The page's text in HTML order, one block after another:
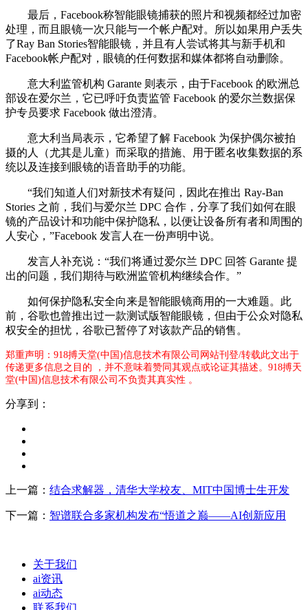
最后，Facebook称智能眼镜捕获的照片和视频都经过加密
处理，而且眼镜一次只能与一个帐户配对。所以如果用户丢失
了Ray Ban Stories智能眼镜，并且有人尝试将其与新手机和
Facebook帐户配对，眼镜的任何数据和媒体都将自动删除。
意大利监管机构 Garante 则表示，由于Facebook 的欧洲总
部设在爱尔兰，它已呼吁负责监管 Facebook 的爱尔兰数据保
护专员要求 Facebook 做出澄清。
意大利当局表示，它希望了解 Facebook 为保护偶尔被拍
摄的人（尤其是儿童）而采取的措施、用于匿名收集数据的系
统以及连接到眼镜的语音助手的功能。
“我们知道人们对新技术有疑问，因此在推出 Ray-Ban
Stories 之前，我们与爱尔兰 DPC 合作，分享了我们如何在眼
镜的产品设计和功能中保护隐私，以便让设备所有者和周围的
人安心，”Facebook 发言人在一份声明中说。
发言人补充说：“我们将通过爱尔兰 DPC 回答 Garante 提
出的问题，我们期待与欧洲监管机构继续合作。”
如何保护隐私安全向来是智能眼镜商用的一大难题。此
前，谷歌也曾推出过一款测试版智能眼镜，但由于公众对隐私
权安全的担忧，谷歌已暂停了对该款产品的销售。
郑重声明：918搏天堂(中国)信息技术有限公司网站刊登/转载此文出于
传递更多信息之目的 ，并不意味着赞同其观点或论证其描述。918搏天
堂(中国)信息技术有限公司不负责其真实性 。
分享到：
上一篇： 结合求解器，清华大学校友、MIT中国博士生开发
下一篇： 智谱联合多家机构发布“悟道之巅——AI创新应用
关于我们
ai资讯
ai动态